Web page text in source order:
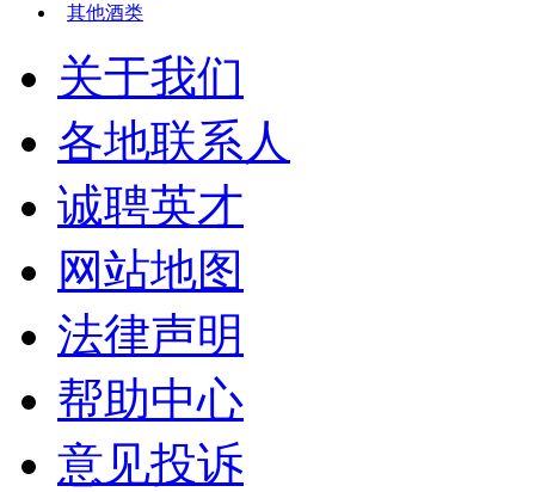
其他酒类
关于我们
各地联系人
诚聘英才
网站地图
法律声明
帮助中心
意见投诉